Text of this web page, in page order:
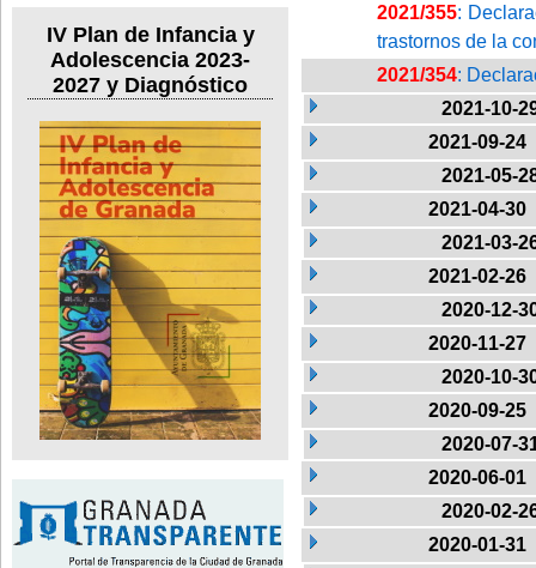
IV Plan de Infancia y
Adolescencia 2023-
2027 y Diagnóstico
2021/355:
trastornos de la
2021/354:
2021-10-
2021-09-24
2021-05-
2021-04-30
2021-03-
2021-02-26
2020-12-
2020-11-27
2020-10-
2020-09-25
2020-07-
2020-06-01
2020-02-
2020-01-31